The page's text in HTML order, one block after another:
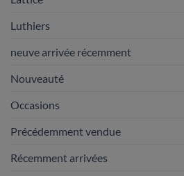
Luthiers
neuve arrivée récemment
Nouveauté
Occasions
Précédemment vendue
Récemment arrivées